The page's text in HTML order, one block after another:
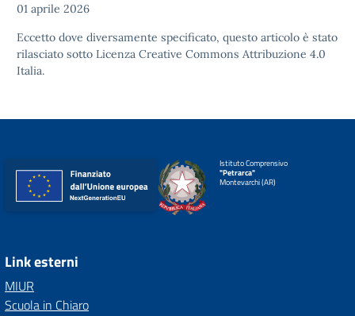
01 aprile 2026
Eccetto dove diversamente specificato, questo articolo è stato
rilasciato sotto Licenza Creative Commons Attribuzione 4.0
Italia.
Istituto Comprensivo
"Petrarca"
Montevarchi (AR)
Link esterni
MIUR
Scuola in Chiaro